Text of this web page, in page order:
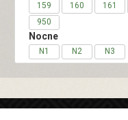
159
160 161
950
Nocne
N1 N2 N3